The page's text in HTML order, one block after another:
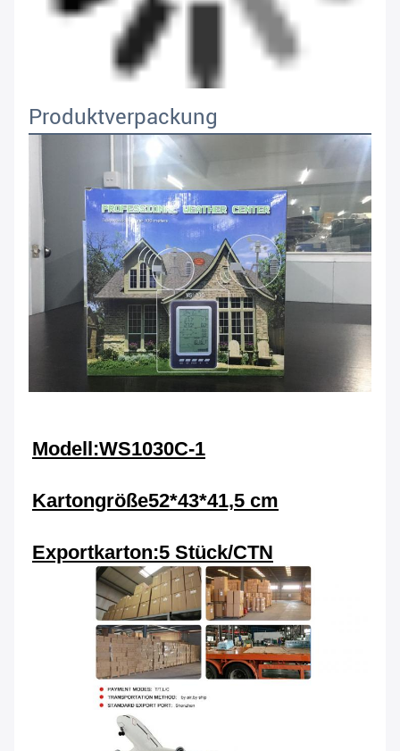
Produktverpackung
Modell:WS1030C-1
Kartongröße52*43*41,5 cm
Exportkarton:5 Stück/CTN